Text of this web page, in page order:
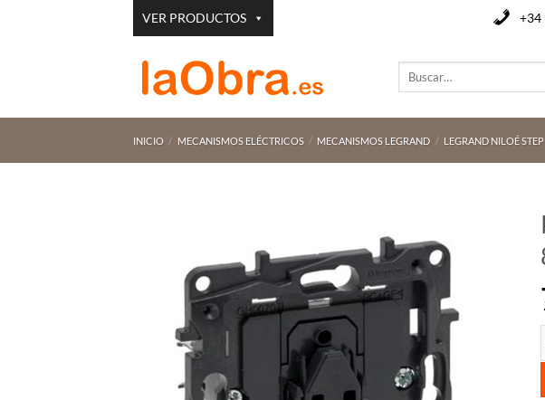
VER PRODUCTOS +34
Buscar
INICIO / MECANISMOS ELÉCTRICOS / MECANISMOS LEGRAND / LEGRAND NILOÉ STEP